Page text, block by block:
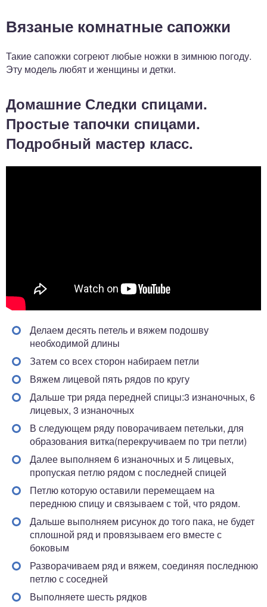
Вязаные комнатные сапожки
Такие сапожки согреют любые ножки в зимнюю погоду.
Эту модель любят и женщины и детки.
Домашние Следки спицами.
Простые тапочки спицами.
Подробный мастер класс.
Делаем десять петель и вяжем подошву
необходимой длины
Затем со всех сторон набираем петли
Вяжем лицевой пять рядов по кругу
Дальше три ряда передней спицы:3 изнаночных, 6
лицевых, 3 изнаночных
В следующем ряду поворачиваем петельки, для
образования витка(перекручиваем по три петли)
Далее выполняем 6 изнаночных и 5 лицевых,
пропуская петлю рядом с последней спицей
Петлю которую оставили перемещаем на
переднюю спицу и связываем с той, что рядом.
Дальше выполняем рисунок до того пака, не будет
сплошной ряд и провязываем его вместе с
боковым
Разворачиваем ряд и вяжем, соединяя последнюю
петлю с соседней
Выполняете шесть рядков